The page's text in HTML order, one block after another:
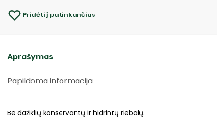
Pridėti į patinkančius
Aprašymas
Papildoma informacija
Be dažiklių konservantų ir hidrintų riebalų.